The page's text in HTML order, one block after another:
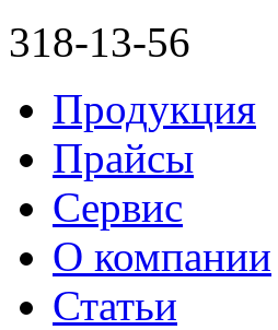
318-13-56
Продукция
Прайсы
Сервис
О компании
Статьи